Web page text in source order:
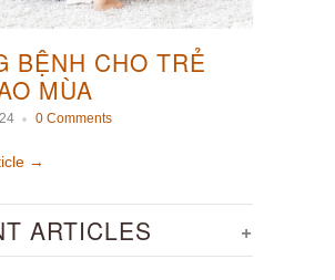
BỆNH CHO TRẺ
MÙA
0 Comments
→
+
ARTICLES